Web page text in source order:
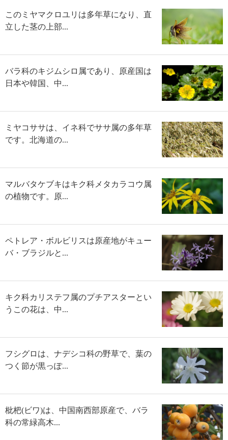
このミヤマクロユリは多年草になり、直
立した茎の上部...
バラ科のキジムシロ属であり、原産国は
日本や韓国、中...
ミヤコササは、イネ科でササ属の多年草
です。北海道の...
マルバタケブキはキク科メタカラコウ属
の植物です。原...
ペトレア・ボルビリスは原産地がキュー
バ・ブラジルと...
キク科カリステフ属のプチアスターとい
うこの花は、中...
フシグロは、ナデシコ科の野草で、葉の
つく節が黒っぽ...
枇杷(ビワ)は、中国南西部原産で、バラ
科の常緑高木...